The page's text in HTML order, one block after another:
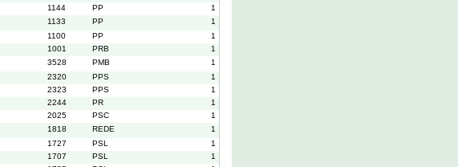
1144 PP
1
1133 PP
1
1100 PP
1
1001 PRB
1
3528 PMB
1
2320 PPS
1
2323 PPS
1
2244 PR
1
2025 PSC
1
1818 REDE
1
1727 PSL
1
1707 PSL
1